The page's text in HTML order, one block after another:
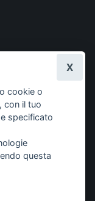
cookie o
con il tuo
specificato
questa
X